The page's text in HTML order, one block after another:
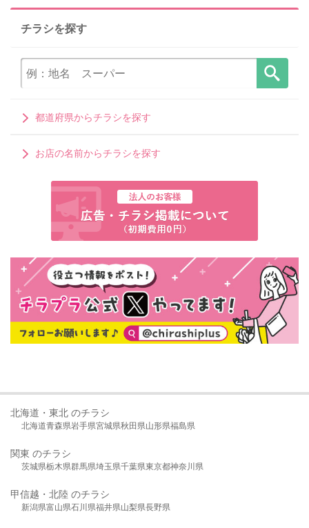
チラシを探す
都道府県からチラシを探す
お店の名前からチラシを探す
北海道・東北 のチラシ
北海道青森県岩手県宮城県秋田県山形県福島県
関東 のチラシ
茨城県栃木県群馬県埼玉県千葉県東京都神奈川県
甲信越・北陸 のチラシ
新潟県富山県石川県福井県山梨県長野県